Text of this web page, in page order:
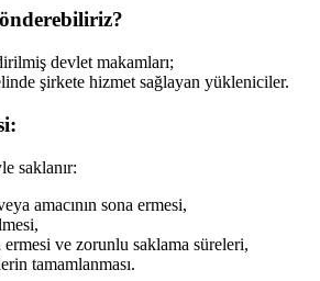
devlet makamları;
şirkete hizmet sağlayan yükleniciler.
saklanır:
amacının sona ermesi,
ermesi ve zorunlu saklama süreleri,
tamamlanması.